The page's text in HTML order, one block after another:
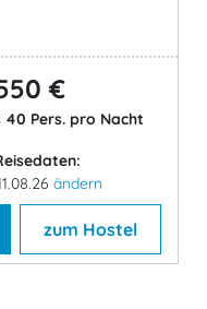
€
Pers. pro Nacht
ändern
zum Hostel